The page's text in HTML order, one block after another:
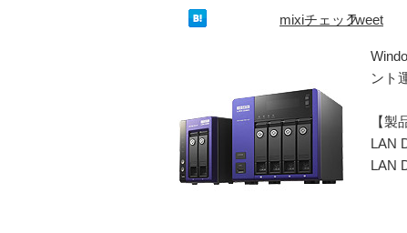
mixiチェックTweet
ント
【製
LAN
LAN